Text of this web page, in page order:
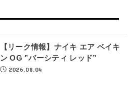
【リーク情報】ナイキ エア ベイキ
ン OG ”バーシティ レッド”
2026.08.04